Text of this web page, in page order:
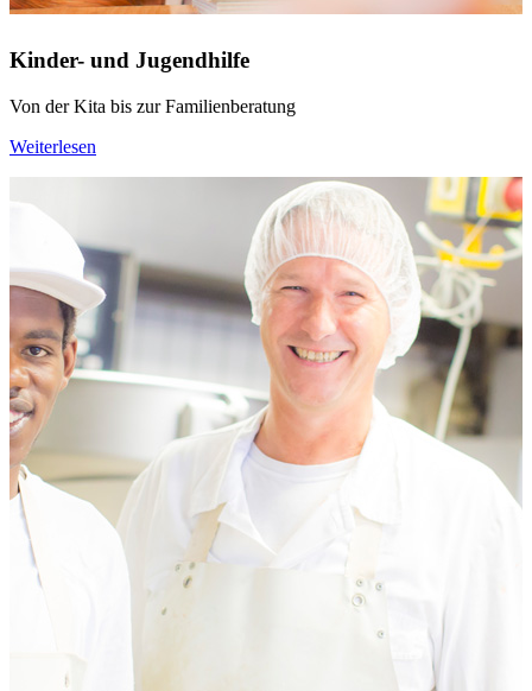
Kinder- und Jugendhilfe
Von der Kita bis zur Familienberatung
Weiterlesen